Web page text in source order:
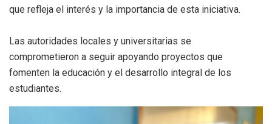
que refleja el interés y la importancia de esta iniciativa.
Las autoridades locales y universitarias se
comprometieron a seguir apoyando proyectos que
fomenten la educación y el desarrollo integral de los
estudiantes.